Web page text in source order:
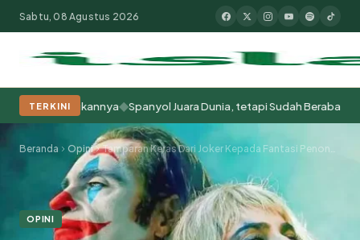
Populer:Moderasi BeragamaKhutbah JumatPesantrenTokoh
Sabtu, 08 Agustus 2026
TERKINI ◆Spanyol Juara Dunia, tetapi Sudah Berabad-abad
Beranda Opini Tamparan Keras Dari Joker Kepada Fantasi Penonton: Kambing Hitam Bagi Manusia Munafik (Sebuah Analisis Filsafat dan Psikologis)
OPINI